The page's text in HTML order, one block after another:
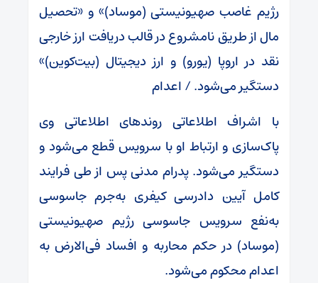
رژیم غاصب صهیونیستی (موساد)» و «تحصیل
مال از طریق نامشروع در قالب دریافت ارز خارجی
نقد در اروپا (یورو) و ارز دیجیتال (بیت‌کوین)»
دستگیر می‌شود. / اعدام
با اشراف اطلاعاتی روند‌های اطلاعاتی وی
پاک‌سازی و ارتباط او با سرویس قطع می‌شود و
دستگیر می‌شود. پدرام مدنی پس از طی فرایند
کامل آیین دادرسی کیفری به‌جرم جاسوسی
به‌نفع سرویس جاسوسی رژیم صهیونیستی
(موساد) در حکم محاربه و افساد فی‌الارض به
اعدام محکوم می‌شود.